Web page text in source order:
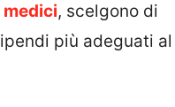
medici, scelgono di
più adeguati al